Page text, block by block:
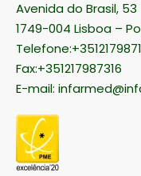
Produtos de Saúde,
Parque de Saúde de
Avenida do Brasil, 53
1749-004 Lisboa –
Fax:+351217987316
E-mail: